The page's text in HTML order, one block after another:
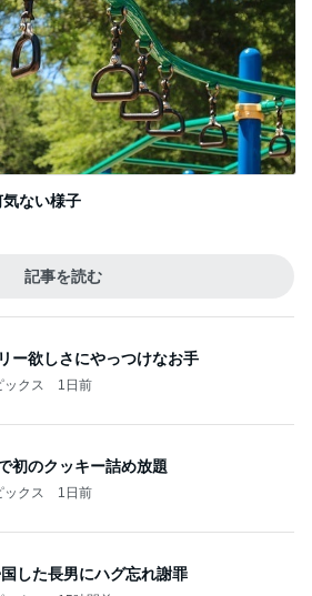
ない様子
記事を読む
ックス 1日前
初のクッキー詰め放題
クス 1日前
した長男にハグ忘れ謝罪
クス 15時間前